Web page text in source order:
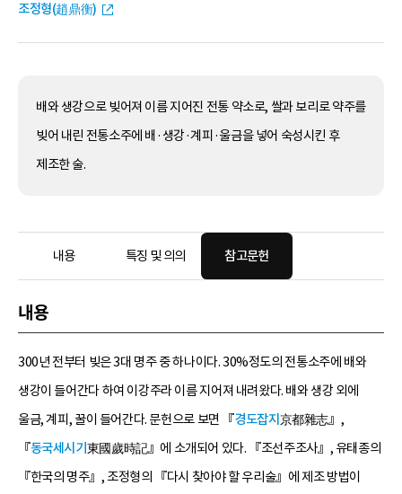
조정형(趙鼎衡)
배와 생강으로 빚어져 이름 지어진 전통 약소로, 쌀과 보리로 약주를
빚어 내린 전통소주에 배·생강·계피·울금을 넣어 숙성시킨 후
제조한 술.
내용 특징 및 의의 참고문헌
내용
300년 전부터 빚은 3대 명주 중 하나이다. 30%정도의 전통소주에 배와
생강이 들어간다 하여 이강주라 이름 지어져 내려왔다. 배와 생강 외에
울금, 계피, 꿀이 들어간다. 문헌으로 보면 『경도잡지 京都雜志』,
『동국세시기 東國歲時記』에 소개되어 있다. 『조선주조사』, 유태종의
『한국의 명주』, 조정형의 『다시 찾아야 할 우리술』에 제조 방법이